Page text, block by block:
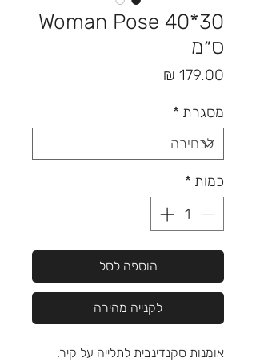
Woman Pose 40*30
ס״מ
מסגרת *
כמות *
הוספה לסל
לקנייה מהירה
אומנות סקנדינבית לתלייה על קיר.